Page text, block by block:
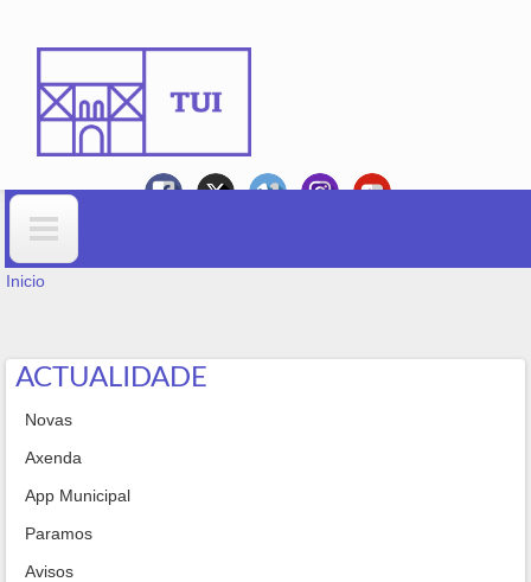
Formulario de busca
VOSTEDE ESTÁ AQUÍ
Inicio
ACTUALIDADE
Novas
Axenda
App Municipal
Paramos
Avisos